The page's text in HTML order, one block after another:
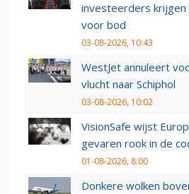
investeerders krijgen
voor bod
03-08-2026, 10:43
WestJet annuleert
vlucht naar Schiphol
03-08-2026, 10:02
VisionSafe wijst
gevaren rook in de
01-08-2026, 8:00
Donkere wolken